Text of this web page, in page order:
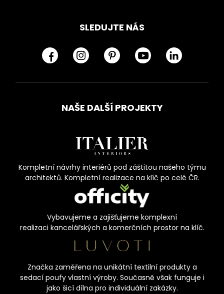
SLEDUJTE NÁS
NAŠE DALŠÍ PROJEKTY
Kompletní návrhy interiérů pod záštitou našeho týmu
architektů. Kompletní realizace na klíč po celé ČR.
Vybavujeme a zajišťujeme komplexní
realizaci kancelářských a komerčních prostor na klíč.
Značka zaměřena na unikátní textilní produkty a
sedací poufy vlastní výroby. Současně však funguje i
jako šicí dílna pro individuální zakázky.